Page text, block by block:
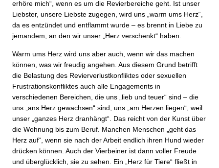
erhöre mich“, wenn es um die Revierbereiche geht. Ist unser
Liebster, unsere Liebste zugegen, wird uns „warm ums Herz“,
da es entzündet und entflammt wurde – es brennt in Liebe zu
jemandem, an den wir unser „Herz verschenkt“ haben.
Warm ums Herz wird uns aber auch, wenn wir das machen
können, was wir freudig angehen. Aus diesem Grund betrifft
die Belastung des Revierverlustkonfliktes oder sexuellen
Frustrationskonfliktes auch alle Engagements in
verschiedenen Bereichen, die uns „lieb und teuer“ sind – die
uns „ans Herz gewachsen“ sind, uns „am Herzen liegen“, weil
unser „ganzes Herz dranhängt“. Das reicht von der Kunst über
die Wohnung bis zum Beruf. Manchen Menschen „geht das
Herz auf“, wenn sie nach der Arbeit endlich ihren Hund wieder
drücken können. Auch der Vierbeiner ist dann voller Freude
und überglücklich, sie zu sehen. Ein „Herz für Tiere“ fließt in